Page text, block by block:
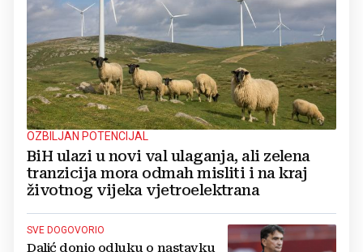
OZBILJAN POTENCIJAL
BiH ulazi u novi val ulaganja, ali zelena
tranzicija mora odmah misliti i na kraj
životnog vijeka vjetroelektrana
SVE DOGOVORIO
Dalić donio odluku o nastavku